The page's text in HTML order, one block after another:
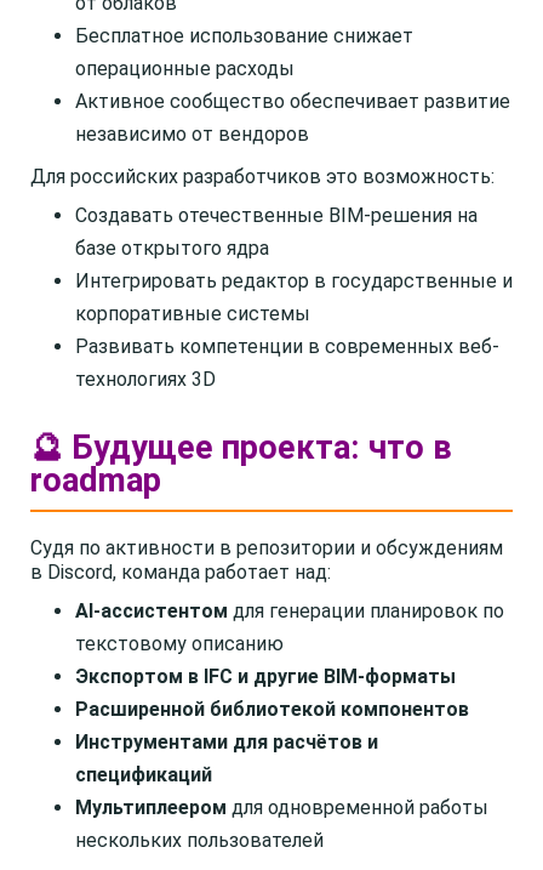
Бесплатное использование снижает
операционные расходы
Активное сообщество обеспечивает развитие
независимо от вендоров
Для российских разработчиков это возможность:
Создавать отечественные BIM-решения на
базе открытого ядра
Интегрировать редактор в государственные и
корпоративные системы
Развивать компетенции в современных веб-
технологиях 3D
🔮 Будущее проекта: что в
roadmap
Судя по активности в репозитории и обсуждениям
в Discord, команда работает над:
AI-ассистентом для генерации планировок по
текстовому описанию
Экспортом в IFC и другие BIM-форматы
Расширенной библиотекой компонентов
Инструментами для расчётов и
спецификаций
Мультиплеером для одновременной работы
нескольких пользователей